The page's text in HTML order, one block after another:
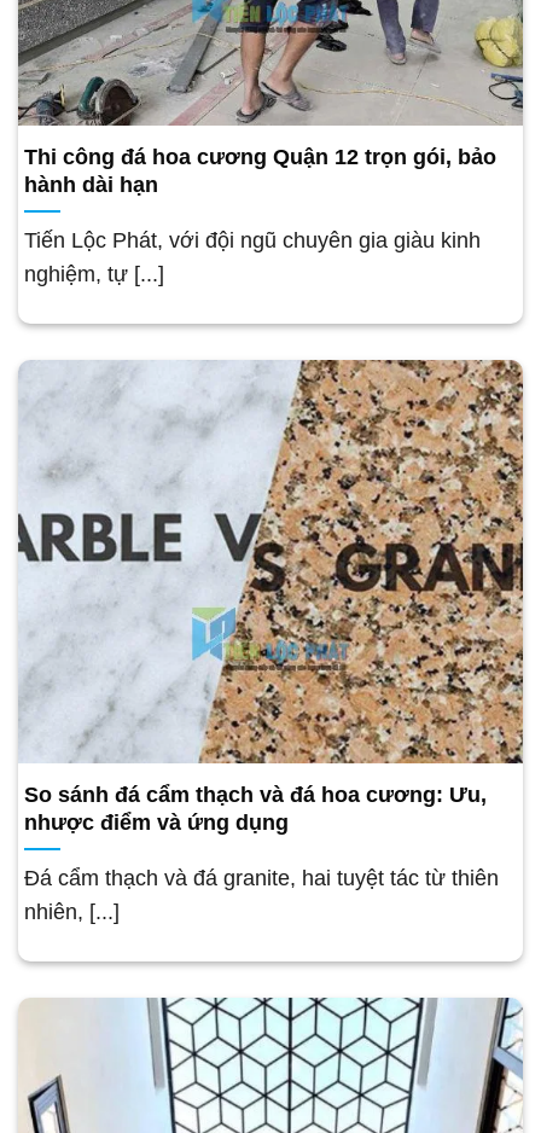
Thi công đá hoa cương Quận 12 trọn gói, bảo
hành dài hạn
Tiến Lộc Phát, với đội ngũ chuyên gia giàu kinh
nghiệm, tự [...]
So sánh đá cẩm thạch và đá hoa cương: Ưu,
nhược điểm và ứng dụng
Đá cẩm thạch và đá granite, hai tuyệt tác từ thiên
nhiên, [...]